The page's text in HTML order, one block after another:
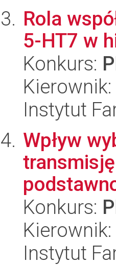
Rola
5-HT7 w
Konkurs:
Instytut
Wpływ
Konkurs:
Instytut